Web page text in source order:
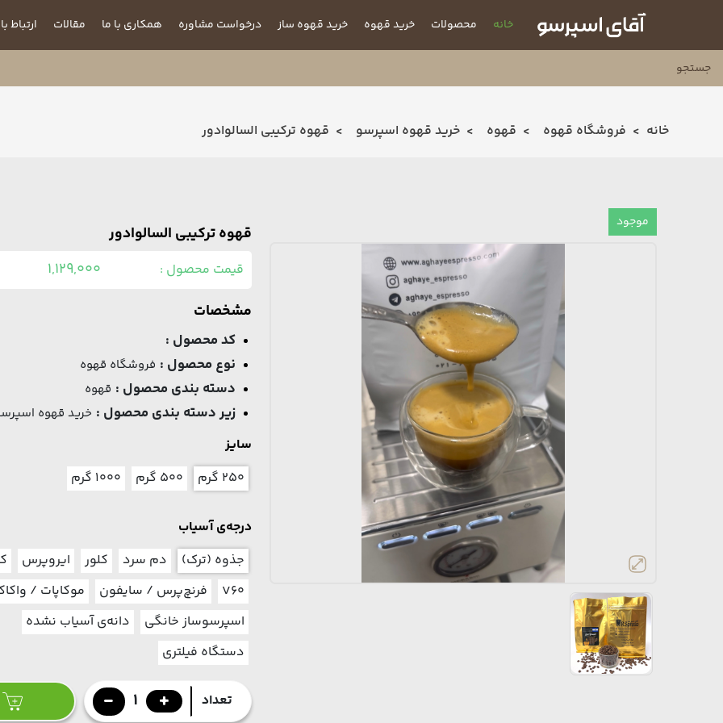
خانه محصولات خرید قهوه خرید قهوه ساز درخواست مشاوره همکاری با ما مقالات ارتباط
خانه فروشگاه قهوه قهوه خرید قهوه اسپرسو قهوه ترکیبی السالوادور
موجود
قهوه ترکیبی السالوادور
قیمت محصول : 1,129,000
مشخصات
کد محصول :
نوع محصول : فروشگاه قهوه
دسته بندی محصول : قهوه
زیر دسته بندی محصول : خرید قهوه
سایز
۲۵۰ گرم
۵۰۰ گرم ۱۰۰۰ گرم
درجه‌ی آسیاب
جذوه (ترک)
دم سرد کلور ایروپرس
V60
فرنچ‌پرس / سایفون
موکاپات /
اسپرسوساز خانگی
دانه‌ی آسیاب نشده
دستگاه فیلتری
تعداد 1